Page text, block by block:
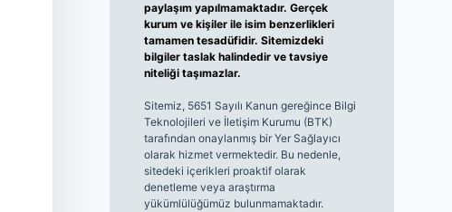
paylaşım yapılmamaktadır. Gerçek
kurum ve kişiler ile isim benzerlikleri
tamamen tesadüfidir. Sitemizdeki
bilgiler taslak halindedir ve tavsiye
niteliği taşımazlar.
Sitemiz, 5651 Sayılı Kanun gereğince Bilgi
Teknolojileri ve İletişim Kurumu (BTK)
tarafından onaylanmış bir Yer Sağlayıcı
olarak hizmet vermektedir. Bu nedenle,
sitedeki içerikleri proaktif olarak
denetleme veya araştırma
yükümlülüğümüz bulunmamaktadır.